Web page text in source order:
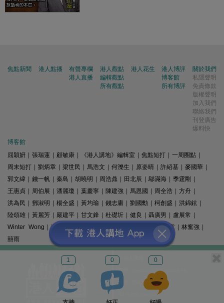
1 0 0
焦點新聞 港人點播
有聲專欄
港人直播
港人觀點
編輯觀點
所有觀點
港人花生
港人博評
博客館
所有博評
關於我們
私隱聲明
免責條款
版權聲明
加入我們
聯絡我們
刊登廣告
爆料快
博客館
屈穎妍
張瑞蓮 顧敏康 《港人講地》編輯室 焦點短打 一周圈點
周末短打
劉炳章 梁世民 馬浩文 何濼生 原姿晴 許紹基 麥國華
郭文緯
錢一帆 秦島 胡曉明 周浩鼎 田北辰 鄔滿海 季霆剛
王惠貞
周伯展 潘麗瓊 葉慶寧 陳建強 馬恩國 周全浩 方舟
洪為民
鄧淑明 楊全盛 黃均瑜 錢志庸 劉國勳 柯創盛 洪錦鉉
陸頌雄
黃麗芳 嚴建平 甘文鋒 杜礎圻 健良 聶廣男 盧展常
Winter Wong
K2 梁文新 羅崑 姚銘 精選文章 林奮強
囍雨
© 港人講地
電郵: speakout@speakout.hk
傳真: 85228041301
All rights reserved.